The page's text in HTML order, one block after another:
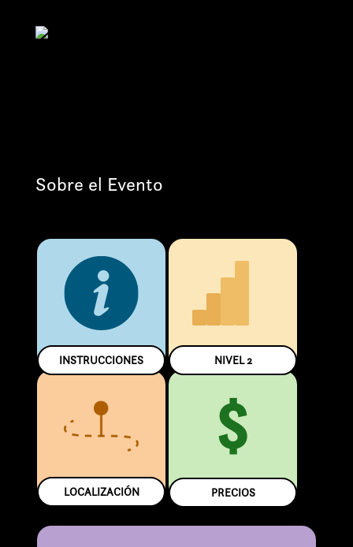
Sobre el Evento
INSTRUCCIONES NIVEL2
LOCALIZACIÓN
$
PRECIOS